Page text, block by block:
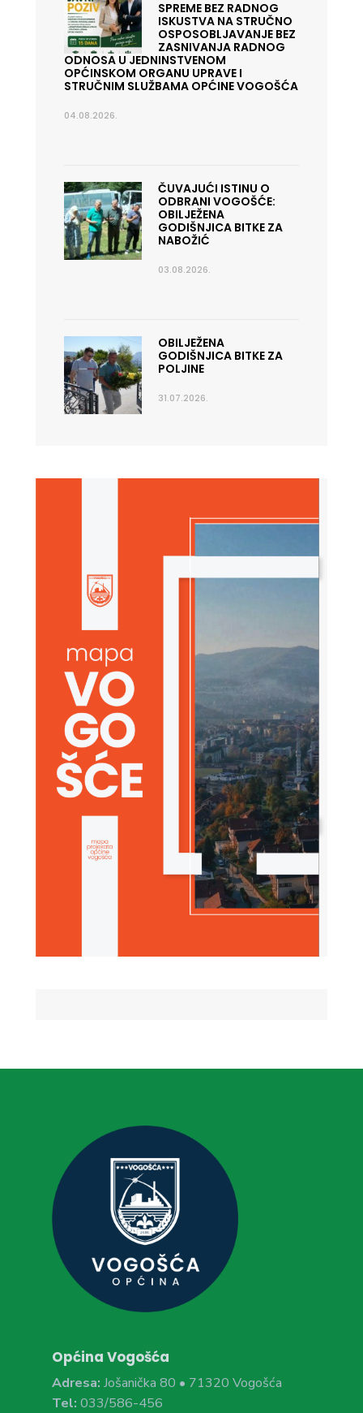
SPREME BEZ RADNOG
ISKUSTVA NA STRUČNO
OSPOSOBLJAVANJE BEZ
ZASNIVANJA RADNOG
ODNOSA U JEDNINSTVENOM
OPĆINSKOM ORGANU UPRAVE I
STRUČNIM SLUŽBAMA OPĆINE VOGOŠĆA
04.08.2026.
ČUVAJUĆI ISTINU O
ODBRANI VOGOŠĆE:
OBILJEŽENA
GODIŠNJICA BITKE ZA
NABOŽIĆ
03.08.2026.
OBILJEŽENA
GODIŠNJICA BITKE ZA
POLJINE
31.07.2026.
Općina Vogošća
Adresa: Jošanička 80 • 71320 Vogošća
Tel: 033/586-456